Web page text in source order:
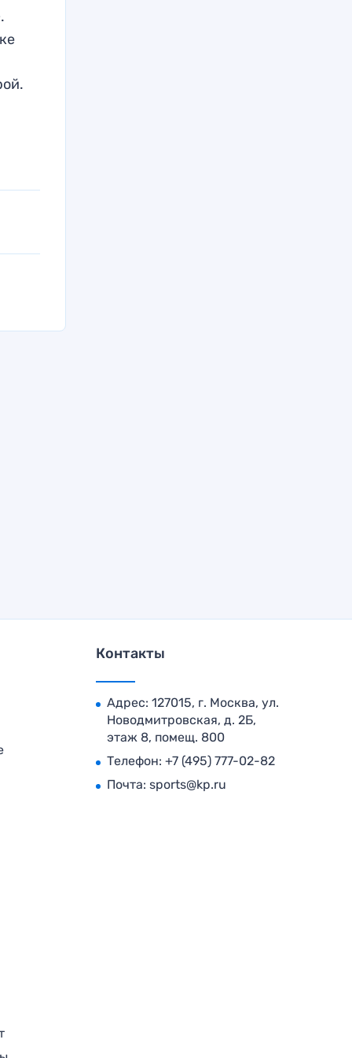
Контакты
Адрес: 127015, г. Москва, ул.
Новодмитровская, д. 2Б,
этаж 8, помещ. 800
Телефон: +7 (495) 777-02-82
Почта: sports@kp.ru